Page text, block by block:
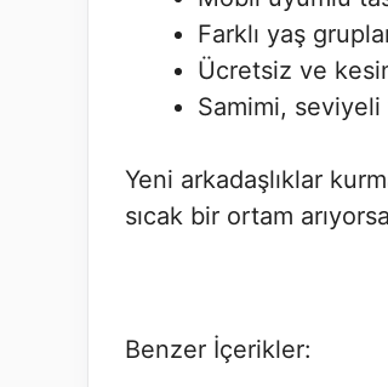
Farklı yaş
Ücretsiz ve
Samimi,
Yeni arkadaşlıklar
sıcak bir ortam
Benzer İçerikler: